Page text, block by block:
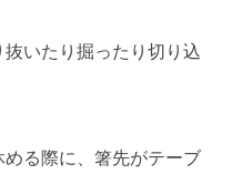
いたり掘ったり切り込
る際に、箸先がテーブ